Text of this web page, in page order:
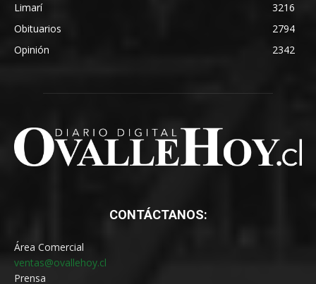
Limarí
3216
Obituarios
2794
Opinión
2342
CONTÁCTANOS:
Área Comercial
ventas@ovallehoy.cl
Prensa